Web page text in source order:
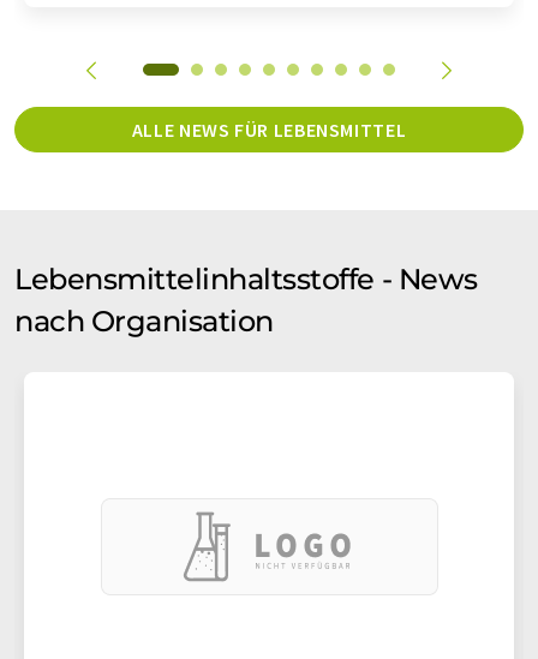
ALLE NEWS FÜR LEBENSMITTEL
Lebensmittelinhaltsstoffe - News
nach Organisation